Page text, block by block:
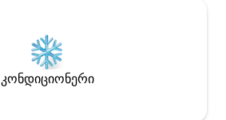
კონდიციონერი